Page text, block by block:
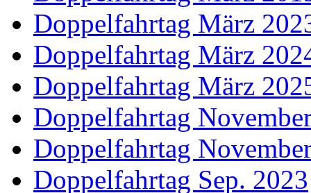
Doppelfahrtag März
Doppelfahrtag März
Doppelfahrtag März
Doppelfahrtag
Doppelfahrtag
Doppelfahrtag Sep. 2023